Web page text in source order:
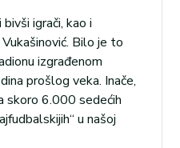
igrači, kao i
Bilo je to
izgrađenom
prošlog veka. Inače,
skoro 6.000 sedećih
u našoj